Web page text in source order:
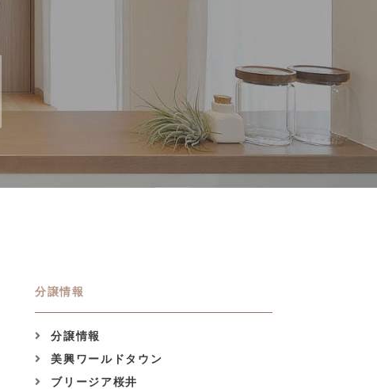
分譲情報
分譲情報
美興ワールドタウン
ブリージア桜井